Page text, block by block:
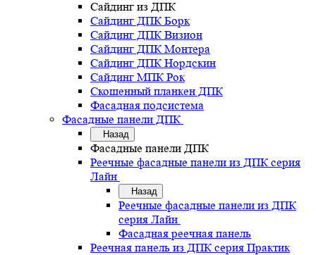
Сайдинг из ДПК
Сайдинг ДПК Борк
Сайдинг ДПК Визион
Сайдинг ДПК Монтера
Сайдинг ДПК Нордскин
Сайдинг МПК Рок
Скошенный планкен ДПК
Фасадная подсистема
Фасадные панели ДПК
Назад
Фасадные панели ДПК
Реечные фасадные панели из ДПК серия
Лайн
Назад
Реечные фасадные панели из ДПК
серия Лайн
Фасадная реечная панель
Реечная панель из ДПК серия Практик